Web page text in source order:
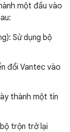
một đầu vào
Sử dụng bộ
đổi Vantec vào
thành một tín
trộn trở lại